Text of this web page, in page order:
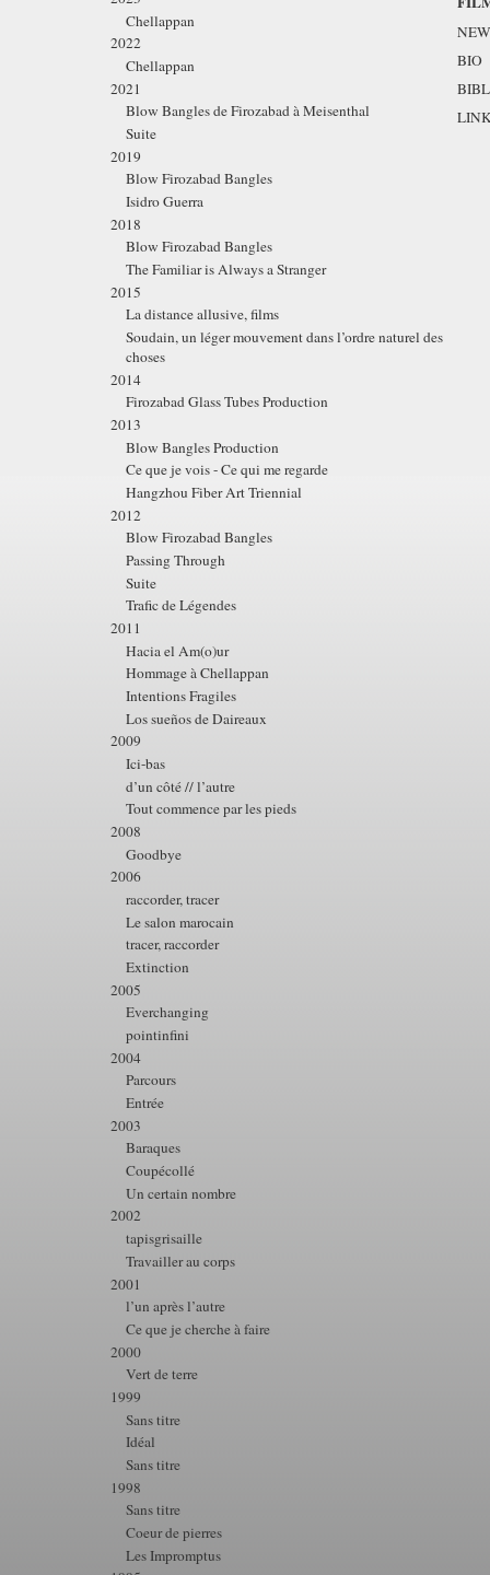
Chellappan
2022
Chellappan
2021
Blow Bangles de Firozabad à Meisenthal
Suite
2019
Blow Firozabad Bangles
Isidro Guerra
2018
Blow Firozabad Bangles
The Familiar is Always a Stranger
2015
La distance allusive, films
Soudain, un léger mouvement dans l’ordre naturel des
choses
2014
Firozabad Glass Tubes Production
2013
Blow Bangles Production
Ce que je vois - Ce qui me regarde
Hangzhou Fiber Art Triennial
2012
Blow Firozabad Bangles
Passing Through
Suite
Trafic de Légendes
2011
Hacia el Am(o)ur
Hommage à Chellappan
Intentions Fragiles
Los sueños de Daireaux
2009
Ici-bas
d’un côté // l’autre
Tout commence par les pieds
2008
Goodbye
2006
raccorder, tracer
Le salon marocain
tracer, raccorder
Extinction
2005
Everchanging
pointinfini
2004
Parcours
Entrée
2003
Baraques
Coupécollé
Un certain nombre
2002
tapisgrisaille
Travailler au corps
2001
l’un après l’autre
Ce que je cherche à faire
2000
Vert de terre
1999
Sans titre
Idéal
Sans titre
1998
Sans titre
Coeur de pierres
Les Impromptus
BIO